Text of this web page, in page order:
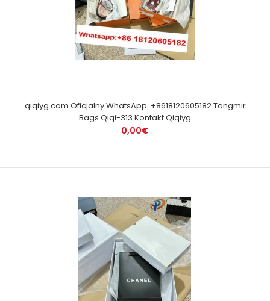
qiqiyg.com Oficjalny WhatsApp: +8618120605182 Tangmir
Bags Qiqi-313 Kontakt Qiqiyg
0,00€